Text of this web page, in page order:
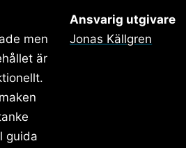
men
är
guida
Ansvarig utgivare
Jonas Källgren